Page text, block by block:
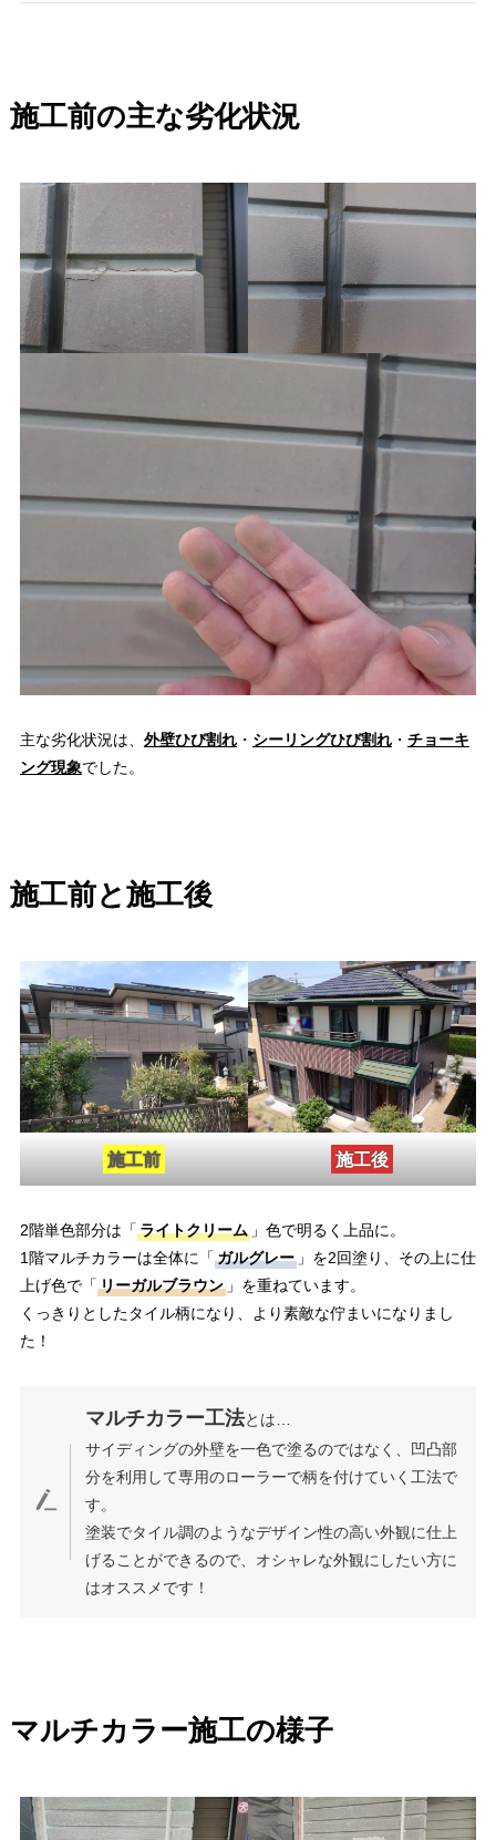
施工前の主な劣化状況
主な劣化状況は、 外壁ひび割れ・ シーリングひび割れ・ チョーキ
ング現象でした。
施工前と施工後
施工前 施工後
2階単色部分は「 ライトクリーム」色で明るく上品に。
1階マルチカラーは全体に「 ガルグレー」を2回塗り、その上に仕
上げ色で「 リーガルブラウン」を重ねています。
くっきりとしたタイル柄になり、より素敵な佇まいになりまし
た！
マルチカラー工法とは…
サイディングの外壁を一色で塗るのではなく、凹凸部
分を利用して専用のローラーで柄を付けていく工法で
す。
塗装でタイル調のようなデザイン性の高い外観に仕上
げることができるので、オシャレな外観にしたい方に
はオススメです！
マルチカラー施工の様子